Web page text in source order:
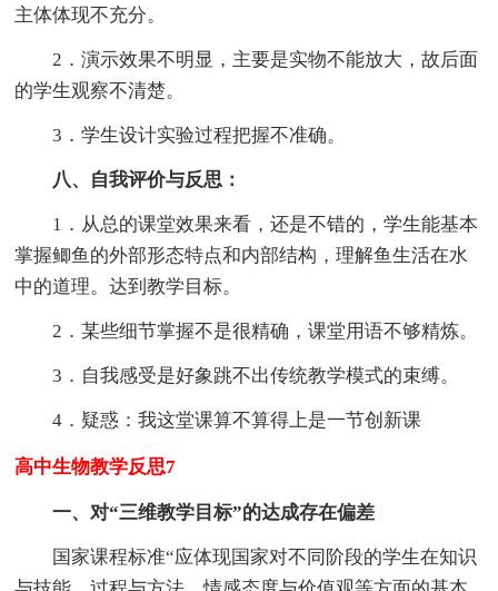
主体体现不充分。
2．演示效果不明显，主要是实物不能放大，故后面
的学生观察不清楚。
3．学生设计实验过程把握不准确。
八、自我评价与反思：
1．从总的课堂效果来看，还是不错的，学生能基本
掌握鲫鱼的外部形态特点和内部结构，理解鱼生活在水
中的道理。达到教学目标。
2．某些细节掌握不是很精确，课堂用语不够精炼。
3．自我感受是好象跳不出传统教学模式的束缚。
4．疑惑：我这堂课算不算得上是一节创新课
高中生物教学反思7
一、对“三维教学目标”的达成存在偏差
国家课程标准“应体现国家对不同阶段的学生在知识